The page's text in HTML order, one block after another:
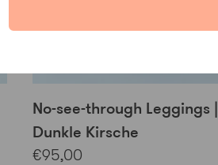
No-see-through Leggings |
Dunkle Kirsche
€95,00